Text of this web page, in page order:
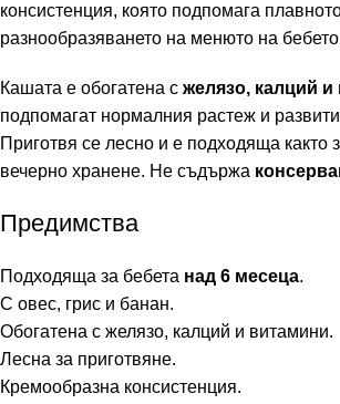
консистенция, която подпомага
разнообразяването на менюто на
Кашата е обогатена с желязо, калций и
подпомагат нормалния растеж и
Приготвя се лесно и е подходяща както
вечерно хранене. Не съдържа
Предимства
Подходяща за бебета над 6 месеца.
С овес, грис и банан.
Обогатена с желязо, калций и витамини.
Лесна за приготвяне.
Кремообразна консистенция.